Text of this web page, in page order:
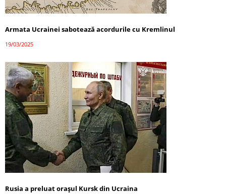
Armata Ucrainei sabotează acordurile cu Kremlinul
19/03/2025
Rusia a preluat orașul Kursk din Ucraina